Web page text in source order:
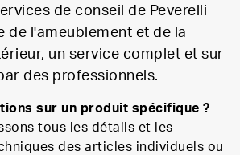
de conseil de Peverelli
de l'ameublement et de la
un service complet et sur
des professionnels.
sur un produit spécifique ?
tous les détails et les
des articles individuels ou